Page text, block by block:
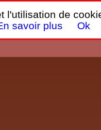
,
et PC.
de
savoir plus Ok